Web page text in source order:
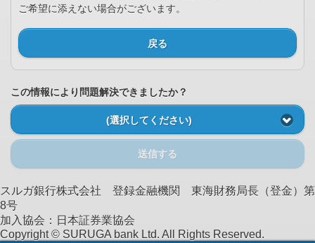
ご希望に添えない場合がございます。
戻る
この情報により問題解決できましたか？
(選択してください)
送信する
スルガ銀行株式会社 登録金融機関 東海財務局長（登金）第
8号
加入協会：日本証券業協会
Copyright © SURUGA bank Ltd. All Rights Reserved.